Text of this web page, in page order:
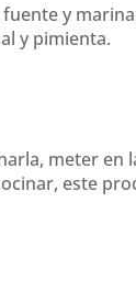
y
y pimienta.
meter en
este